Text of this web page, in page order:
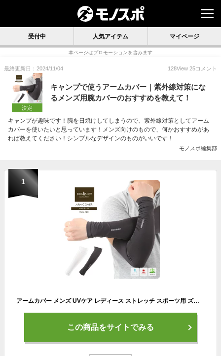
受付中 人気アイテム マイページ
本ページはプロモーションを含みます
最終更新日：2024/11/04 128View 25コメント
決定
キャンプで使うアームカバー｜紫外線対策にな
るメンズ用腕カバーのおすすめを教えて！
キャンプが趣味です！腕を日焼けしてしまうので、紫外線対策としてアーム
カバーを使いたいと思っています！メンズ向けのもので、何かおすすめがあ
れば教えてください！シンプルなデザインのものがいいです！
モノスポ編集部
1
アームカバー メンズ UVケア レディース ストレッチ スポーツ用 ズレ落ち防止 ラバー付き 腕カバー DOGSHOT ゴルフ ランニング 日焼防止 吸汗速乾 インナー 伸縮性 運転 紫外線対策 ピッタリ ウォーキング 自転車 サイクリング ドライブ アウトドア
この商品をサイトでみる